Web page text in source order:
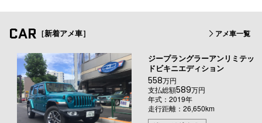
CAR ［新着アメ車］ アメ車一覧
ジープラングラーアンリミテッ
ドビキニエディション
558万円
支払総額589万円
年式：2019年
走行距離：26,650km